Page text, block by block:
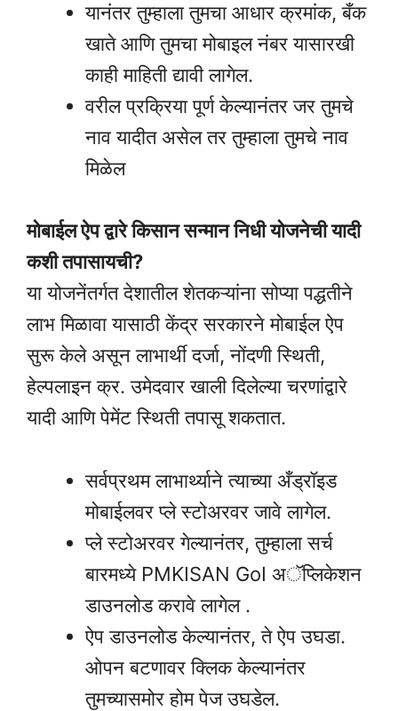
यानंतर तुम्हाला तुमचा आधार क्रमांक, बँक
खाते आणि तुमचा मोबाइल नंबर यासारखी
काही माहिती द्यावी लागेल.
वरील प्रक्रिया पूर्ण केल्यानंतर जर तुमचे
नाव यादीत असेल तर तुम्हाला तुमचे नाव
मिळेल
मोबाईल ऐप द्वारे किसान सन्मान निधी योजनेची यादी
कशी तपासायची?
या योजनेंतर्गत देशातील शेतकऱ्यांना सोप्या पद्धतीने
लाभ मिळावा यासाठी केंद्र सरकारने मोबाईल ऐप
सुरू केले असून लाभार्थी दर्जा, नोंदणी स्थिती,
हेल्पलाइन क्र. उमेदवार खाली दिलेल्या चरणांद्वारे
यादी आणि पेमेंट स्थिती तपासू शकतात.
सर्वप्रथम लाभार्थ्याने त्याच्या अँड्रॉइड
मोबाईलवर प्ले स्टोअरवर जावे लागेल.
प्ले स्टोअरवर गेल्यानंतर, तुम्हाला सर्च
बारमध्ये PMKISAN GoI अॅप्लिकेशन
डाउनलोड करावे लागेल .
ऐप डाउनलोड केल्यानंतर, ते ऐप उघडा.
ओपन बटणावर क्लिक केल्यानंतर
तुमच्यासमोर होम पेज उघडेल.